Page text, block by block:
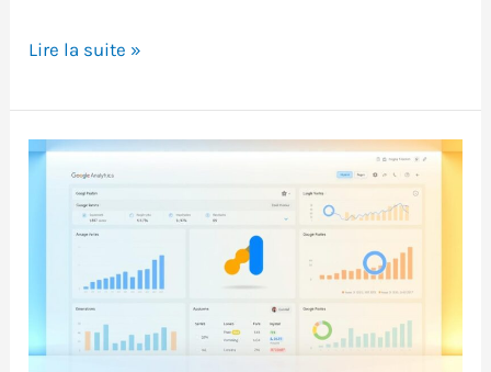
Comment
Google
Analytics
Manager
sur
Lire la suite »